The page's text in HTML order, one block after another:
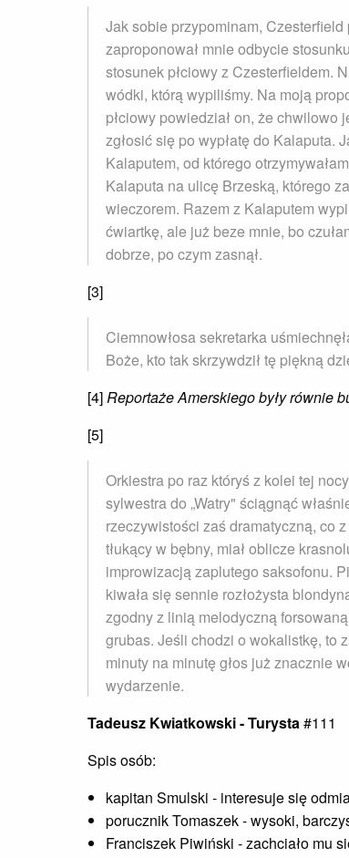
Jak sobie przypominam, Czesterfield
zaproponował mnie odbycie
stosunek płciowy z Czesterfieldem.
wódki, którą wypiliśmy. Na moją
płciowy powiedział on, że chwilowo
zgłosić się po wypłatę do Kalaputa.
Kalaputem, od którego
Kalaputa na ulicę Brzeską, którego
wieczorem. Razem z Kalaputem
ćwiartkę, ale już beze mnie, bo
dobrze, po czym zasnął.
[3]
Ciemnowłosa sekretarka
Boże, kto tak skrzywdził tę piękną
[4]Reportaże Amerskiego były równie
[5]
Orkiestra po raz któryś z kolei tej
sylwestra do „Watry" ściągnąć
rzeczywistości zaś dramatyczną, co
tłukący w bębny, miał oblicze
improwizacją zaplutego saksofonu.
kiwała się sennie rozłożysta
zgodny z linią melodyczną
grubas. Jeśli chodzi o wokalistkę, to
minuty na minutę głos już znacznie
wydarzenie.
Tadeusz Kwiatkowski - Turysta#111
Spis osób:
kapitan Smulski - interesuje się
porucznik Tomaszek - wysoki,
Franciszek Piwiński - zachciało mu